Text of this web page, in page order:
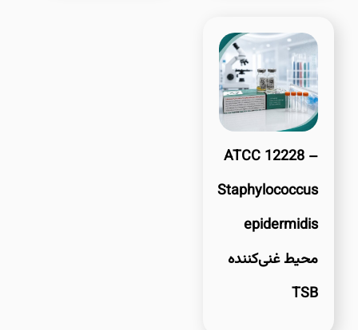
ATCC 12228 –
Staphylococcus
epidermidis
محیط غنی‌کننده
TSB